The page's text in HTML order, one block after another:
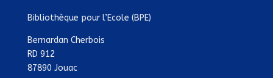
Bibliothèque pour l’Ecole (BPE)
Bernardan Cherbois
RD 912
87890 Jouac